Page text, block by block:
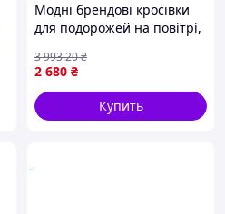
Модні брендові кросівки
для подорожей на повітрі,
37
2 680 ₴
3 993.20₴
Купить